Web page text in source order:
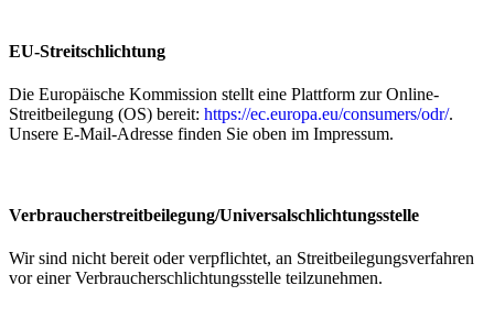
EU-Streitschlichtung
Die Europäische Kommission stellt eine Plattform zur Online-
Streitbeilegung (OS) bereit: https://ec.europa.eu/consumers/odr/.
Unsere E-Mail-Adresse finden Sie oben im Impressum.
Verbraucher­streit­beilegung/Universal­schlichtungs­stelle
Wir sind nicht bereit oder verpflichtet, an Streitbeilegungsverfahren
vor einer Verbraucherschlichtungsstelle teilzunehmen.